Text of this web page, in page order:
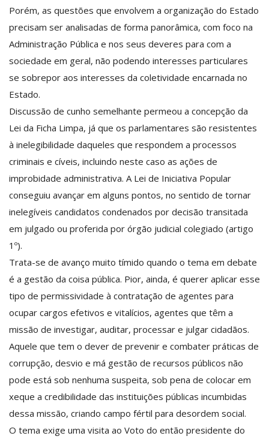
Porém, as questões que envolvem a organização do Estado
precisam ser analisadas de forma panorâmica, com foco na
Administração Pública e nos seus deveres para com a
sociedade em geral, não podendo interesses particulares
se sobrepor aos interesses da coletividade encarnada no
Estado.
Discussão de cunho semelhante permeou a concepção da
Lei da Ficha Limpa, já que os parlamentares são resistentes
à inelegibilidade daqueles que respondem a processos
criminais e cíveis, incluindo neste caso as ações de
improbidade administrativa. A Lei de Iniciativa Popular
conseguiu avançar em alguns pontos, no sentido de tornar
inelegíveis candidatos condenados por decisão transitada
em julgado ou proferida por órgão judicial colegiado (artigo
1º).
Trata-se de avanço muito tímido quando o tema em debate
é a gestão da coisa pública. Pior, ainda, é querer aplicar esse
tipo de permissividade à contratação de agentes para
ocupar cargos efetivos e vitalícios, agentes que têm a
missão de investigar, auditar, processar e julgar cidadãos.
Aquele que tem o dever de prevenir e combater práticas de
corrupção, desvio e má gestão de recursos públicos não
pode está sob nenhuma suspeita, sob pena de colocar em
xeque a credibilidade das instituições públicas incumbidas
dessa missão, criando campo fértil para desordem social.
O tema exige uma visita ao Voto do então presidente do